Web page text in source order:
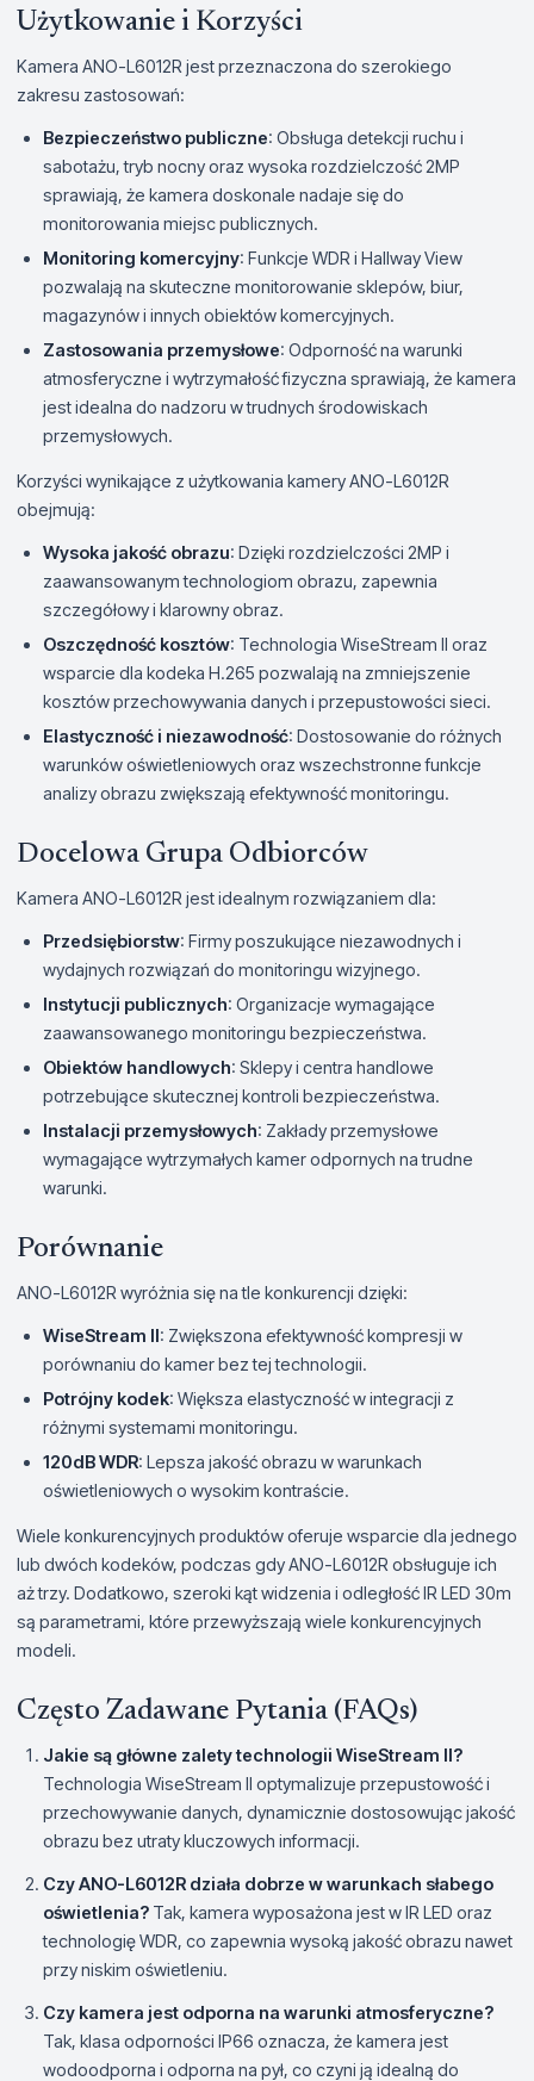
Użytkowanie i Korzyści
Kamera ANO-L6012R jest przeznaczona do szerokiego
zakresu zastosowań:
Bezpieczeństwo publiczne: Obsługa detekcji ruchu i
sabotażu, tryb nocny oraz wysoka rozdzielczość 2MP
sprawiają, że kamera doskonale nadaje się do
monitorowania miejsc publicznych.
Monitoring komercyjny: Funkcje WDR i Hallway View
pozwalają na skuteczne monitorowanie sklepów, biur,
magazynów i innych obiektów komercyjnych.
Zastosowania przemysłowe: Odporność na warunki
atmosferyczne i wytrzymałość fizyczna sprawiają, że kamera
jest idealna do nadzoru w trudnych środowiskach
przemysłowych.
Korzyści wynikające z użytkowania kamery ANO-L6012R
obejmują:
Wysoka jakość obrazu: Dzięki rozdzielczości 2MP i
zaawansowanym technologiom obrazu, zapewnia
szczegółowy i klarowny obraz.
Oszczędność kosztów: Technologia WiseStream II oraz
wsparcie dla kodeka H.265 pozwalają na zmniejszenie
kosztów przechowywania danych i przepustowości sieci.
Elastyczność i niezawodność: Dostosowanie do różnych
warunków oświetleniowych oraz wszechstronne funkcje
analizy obrazu zwiększają efektywność monitoringu.
Docelowa Grupa Odbiorców
Kamera ANO-L6012R jest idealnym rozwiązaniem dla:
Przedsiębiorstw: Firmy poszukujące niezawodnych i
wydajnych rozwiązań do monitoringu wizyjnego.
Instytucji publicznych: Organizacje wymagające
zaawansowanego monitoringu bezpieczeństwa.
Obiektów handlowych: Sklepy i centra handlowe
potrzebujące skutecznej kontroli bezpieczeństwa.
Instalacji przemysłowych: Zakłady przemysłowe
wymagające wytrzymałych kamer odpornych na trudne
warunki.
Porównanie
ANO-L6012R wyróżnia się na tle konkurencji dzięki:
WiseStream II: Zwiększona efektywność kompresji w
porównaniu do kamer bez tej technologii.
Potrójny kodek: Większa elastyczność w integracji z
różnymi systemami monitoringu.
120dB WDR: Lepsza jakość obrazu w warunkach
oświetleniowych o wysokim kontraście.
Wiele konkurencyjnych produktów oferuje wsparcie dla jednego
lub dwóch kodeków, podczas gdy ANO-L6012R obsługuje ich
aż trzy. Dodatkowo, szeroki kąt widzenia i odległość IR LED 30m
są parametrami, które przewyższają wiele konkurencyjnych
modeli.
Często Zadawane Pytania (FAQs)
Jakie są główne zalety technologii WiseStream II?
Technologia WiseStream II optymalizuje przepustowość i
przechowywanie danych, dynamicznie dostosowując jakość
obrazu bez utraty kluczowych informacji.
Czy ANO-L6012R działa dobrze w warunkach słabego
oświetlenia? Tak, kamera wyposażona jest w IR LED oraz
technologię WDR, co zapewnia wysoką jakość obrazu nawet
przy niskim oświetleniu.
Czy kamera jest odporna na warunki atmosferyczne?
Tak, klasa odporności IP66 oznacza, że kamera jest
wodoodporna i odporna na pył, co czyni ją idealną do